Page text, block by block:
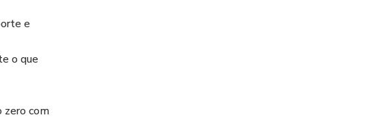
e
o que
zero com